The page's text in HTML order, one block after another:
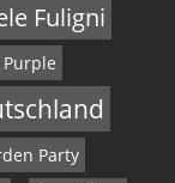
Fuligni
Purple
Party